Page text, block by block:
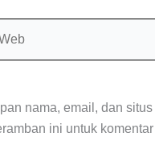
nama, email, dan
ini untuk